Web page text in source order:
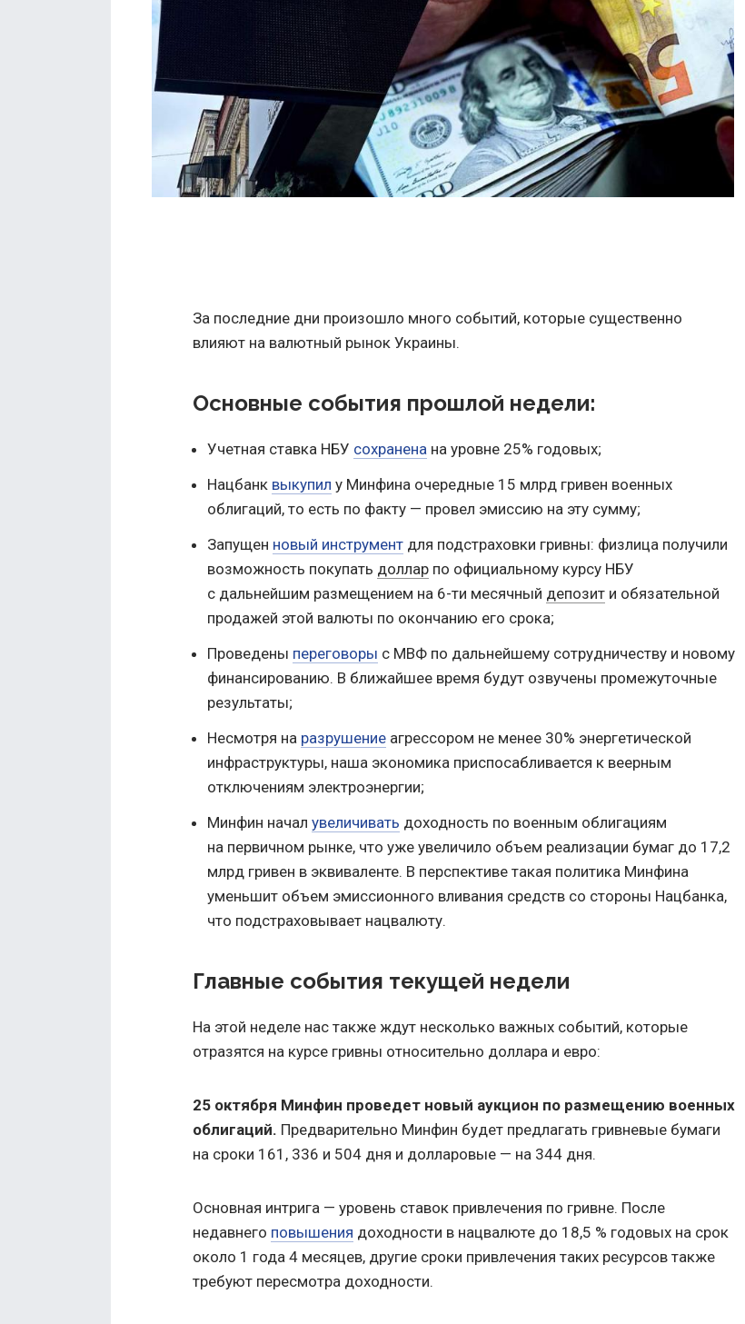
За последние дни произошло много событий, которые существенно
влияют на валютный рынок Украины.
Основные события прошлой недели:
Учетная ставка НБУ сохранена на уровне 25% годовых;
Нацбанк выкупил у Минфина очередные 15 млрд гривен военных
облигаций, то есть по факту — провел эмиссию на эту сумму;
Запущен новый инструмент для подстраховки гривны: физлица получили
возможность покупать доллар по официальному курсу НБУ
с дальнейшим размещением на 6-ти месячный депозит и обязательной
продажей этой валюты по окончанию его срока;
Проведены переговоры с МВФ по дальнейшему сотрудничеству и новому
финансированию. В ближайшее время будут озвучены промежуточные
результаты;
Несмотря на разрушение агрессором не менее 30% энергетической
инфраструктуры, наша экономика приспосабливается к веерным
отключениям электроэнергии;
Минфин начал увеличивать доходность по военным облигациям
на первичном рынке, что уже увеличило объем реализации бумаг до 17,2
млрд гривен в эквиваленте. В перспективе такая политика Минфина
уменьшит объем эмиссионного вливания средств со стороны Нацбанка,
что подстраховывает нацвалюту.
Главные события текущей недели
На этой неделе нас также ждут несколько важных событий, которые
отразятся на курсе гривны относительно доллара и евро:
25 октября Минфин проведет новый аукцион по размещению военных
облигаций. Предварительно Минфин будет предлагать гривневые бумаги
на сроки 161, 336 и 504 дня и долларовые — на 344 дня.
Основная интрига — уровень ставок привлечения по гривне. После
недавнего повышения доходности в нацвалюте до 18,5 % годовых на срок
около 1 года 4 месяцев, другие сроки привлечения таких ресурсов также
требуют пересмотра доходности.